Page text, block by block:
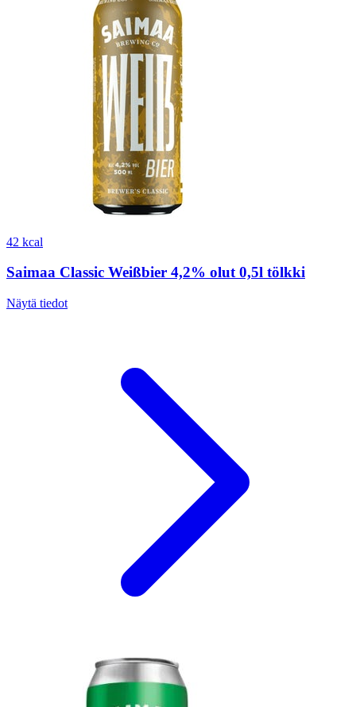
42 kcal
Saimaa Classic Weißbier 4,2% olut 0,5l tölkki
Näytä tiedot